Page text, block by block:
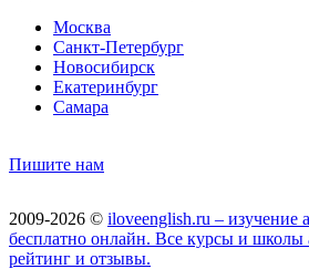
Москва
Санкт-Петербург
Новосибирск
Екатеринбург
Самара
Пишите нам
2009-2026 © iloveenglish.ru – изучение
бесплатно онлайн. Все курсы и школы
рейтинг и отзывы.